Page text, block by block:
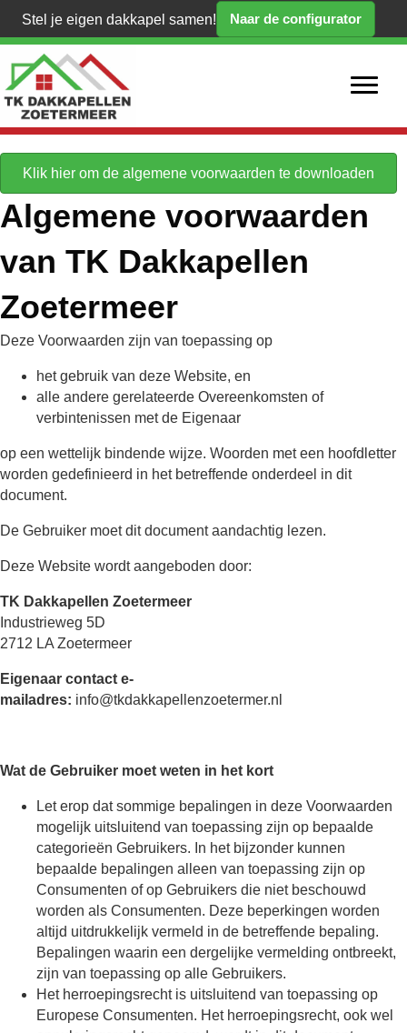
Stel je eigen dakkapel samen! Naar de configurator
Klik hier om de algemene voorwaarden te downloaden
Algemene voorwaarden
van TK Dakkapellen
Zoetermeer
Deze Voorwaarden zijn van toepassing op
het gebruik van deze Website, en
alle andere gerelateerde Overeenkomsten of
verbintenissen met de Eigenaar
op een wettelijk bindende wijze. Woorden met een hoofdletter
worden gedefinieerd in het betreffende onderdeel in dit
document.
De Gebruiker moet dit document aandachtig lezen.
Deze Website wordt aangeboden door:
TK Dakkapellen Zoetermeer
Industrieweg 5D
2712 LA Zoetermeer
Eigenaar contact e-
mailadres: info@tkdakkapellenzoetermer.nl
Wat de Gebruiker moet weten in het kort
Let erop dat sommige bepalingen in deze Voorwaarden
mogelijk uitsluitend van toepassing zijn op bepaalde
categorieën Gebruikers. In het bijzonder kunnen
bepaalde bepalingen alleen van toepassing zijn op
Consumenten of op Gebruikers die niet beschouwd
worden als Consumenten. Deze beperkingen worden
altijd uitdrukkelijk vermeld in de betreffende bepaling.
Bepalingen waarin een dergelijke vermelding ontbreekt,
zijn van toepassing op alle Gebruikers.
Het herroepingsrecht is uitsluitend van toepassing op
Europese Consumenten. Het herroepingsrecht, ook wel